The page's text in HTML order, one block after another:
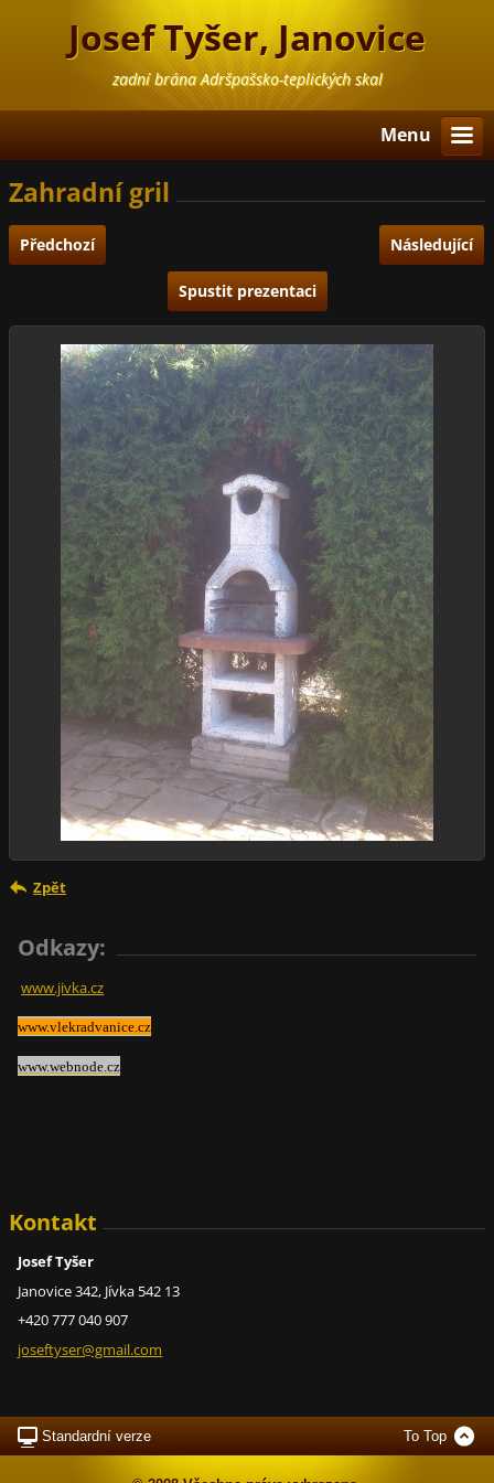
Josef Tyšer, Janovice
zadní brána Adršpašsko-teplických skal
Menu
Zahradní gril
Předchozí Následující
Spustit prezentaci
Zpět
Odkazy:
www.jivka.cz
www.vlekradvanice.cz
www.webnode.cz
Kontakt
Josef Tyšer
Janovice 342, Jívka 542 13
+420 777 040 907
joseftyser@gmail.com
Standardní verze To Top